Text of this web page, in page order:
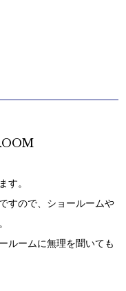
す。
すので、ショールームや
ルームに無理を聞いても